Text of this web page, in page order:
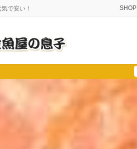
で安い！ SHOP